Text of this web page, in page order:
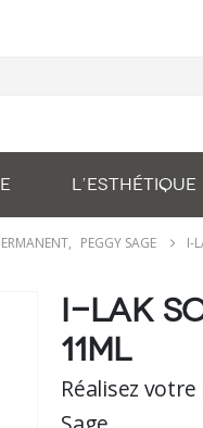
L’ESTHÉTIQUE
, PEGGY SAGE I-
I-LAK
11ml
Réalisez